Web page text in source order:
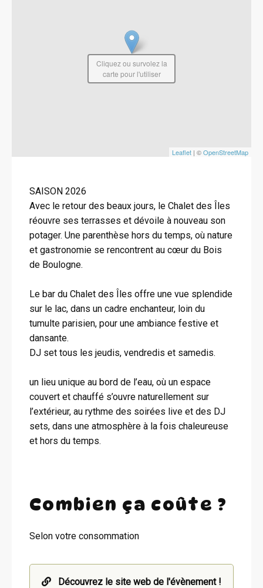
Leaflet | ©OpenStreetMap
Cliquez ou survolez la
carte pour l'utiliser
SAISON 2026
Avec le retour des beaux jours, le Chalet des Îles
réouvre ses terrasses et dévoile à nouveau son
potager. Une parenthèse hors du temps, où nature
et gastronomie se rencontrent au cœur du Bois
de Boulogne.
Le bar du Chalet des Îles offre une vue splendide
sur le lac, dans un cadre enchanteur, loin du
tumulte parisien, pour une ambiance festive et
dansante.
DJ set tous les jeudis, vendredis et samedis.
un lieu unique au bord de l’eau, où un espace
couvert et chauffé s’ouvre naturellement sur
l’extérieur, au rythme des soirées live et des DJ
sets, dans une atmosphère à la fois chaleureuse
et hors du temps.
Combien ça coûte ?
Selon votre consommation
Découvrez le site web de l'évènement !